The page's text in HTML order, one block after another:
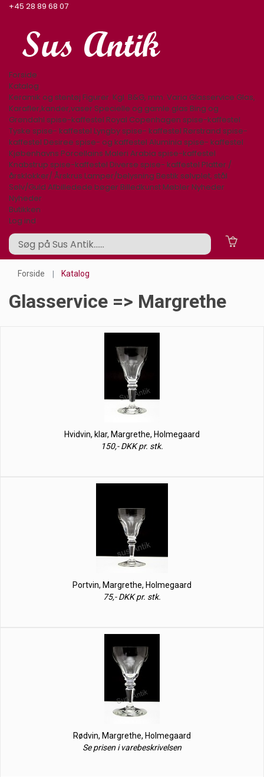
+45 28 89 68 07
Forside
Katalog
Keramik og stentøj Figurer. Kgl. B&G, mm. Varia Glasservice Glas,
Karafler,kander,vaser Specielle og gamle glas Bing og
Grøndahl spise-kaffestel Royal Copenhagen spise-kaffestel
Tyske spise- kaffestel Lyngby spise- kaffestel Rørstrand spise-
kaffestel Desiree spise- og kaffestel Aluminia spise- kaffestel
Kjøbenhavns Porcellains Maleri Arabia spise-kaffestel
Knabstrup spise-kaffestel Diverse spise- kaffestel Platter /
årsklokker/ Årskrus Lamper/belysning Bestik sølvplet, stål
Sølv/Guld Afbilledede bøger Billedkunst Møbler Nyheder
Nyheder
Butikken
Log ind
Forside Katalog
Glasservice => Margrethe
Hvidvin, klar, Margrethe, Holmegaard
150,- DKK pr. stk.
Portvin, Margrethe, Holmegaard
75,- DKK pr. stk.
Rødvin, Margrethe, Holmegaard
Se prisen i varebeskrivelsen